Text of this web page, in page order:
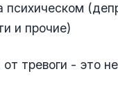
психическом
и прочие)
тревоги - это